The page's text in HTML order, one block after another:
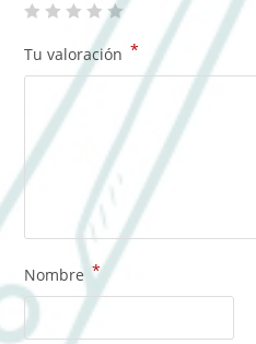
Tu valoración *
Nombre *